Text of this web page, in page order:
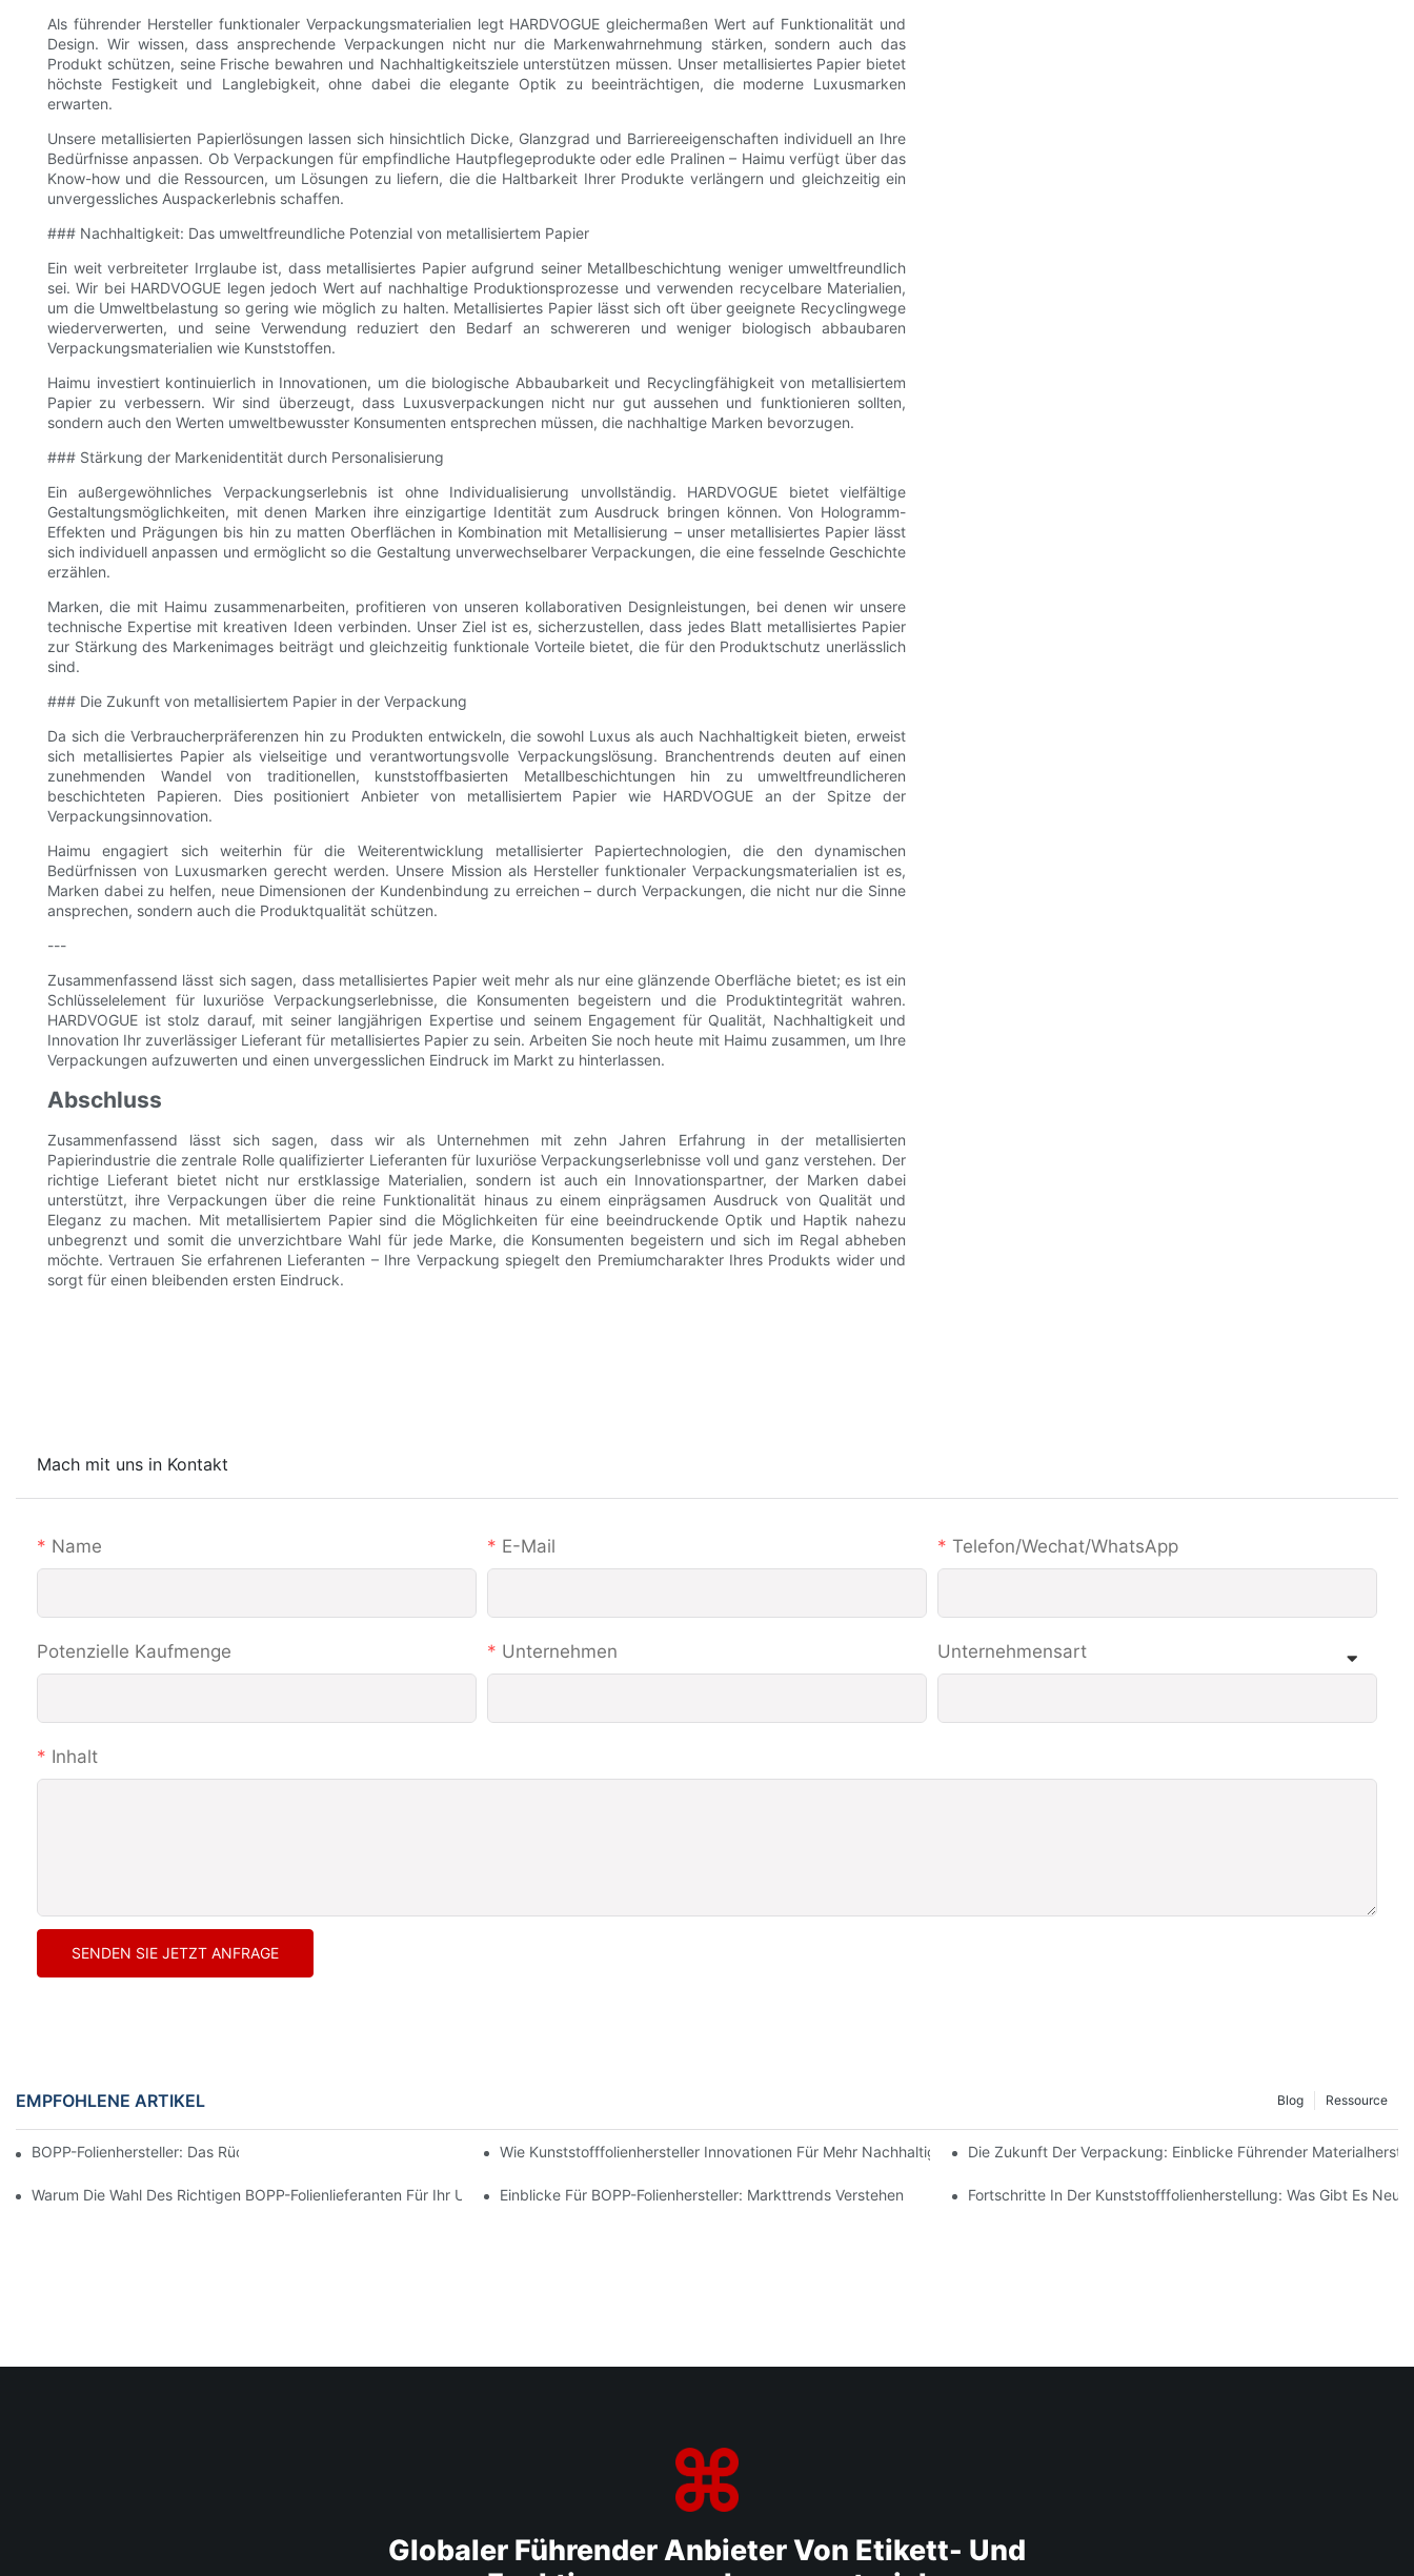
Als führender Hersteller funktionaler Verpackungsmaterialien legt HARDVOGUE gleichermaßen Wert auf Funktionalität und
Design. Wir wissen, dass ansprechende Verpackungen nicht nur die Markenwahrnehmung stärken, sondern auch das
Produkt schützen, seine Frische bewahren und Nachhaltigkeitsziele unterstützen müssen. Unser metallisiertes Papier bietet
höchste Festigkeit und Langlebigkeit, ohne dabei die elegante Optik zu beeinträchtigen, die moderne Luxusmarken
erwarten.
Unsere metallisierten Papierlösungen lassen sich hinsichtlich Dicke, Glanzgrad und Barriereeigenschaften individuell an Ihre
Bedürfnisse anpassen. Ob Verpackungen für empfindliche Hautpflegeprodukte oder edle Pralinen – Haimu verfügt über das
Know-how und die Ressourcen, um Lösungen zu liefern, die die Haltbarkeit Ihrer Produkte verlängern und gleichzeitig ein
unvergessliches Auspackerlebnis schaffen.
### Nachhaltigkeit: Das umweltfreundliche Potenzial von metallisiertem Papier
Ein weit verbreiteter Irrglaube ist, dass metallisiertes Papier aufgrund seiner Metallbeschichtung weniger umweltfreundlich
sei. Wir bei HARDVOGUE legen jedoch Wert auf nachhaltige Produktionsprozesse und verwenden recycelbare Materialien,
um die Umweltbelastung so gering wie möglich zu halten. Metallisiertes Papier lässt sich oft über geeignete Recyclingwege
wiederverwerten, und seine Verwendung reduziert den Bedarf an schwereren und weniger biologisch abbaubaren
Verpackungsmaterialien wie Kunststoffen.
Haimu investiert kontinuierlich in Innovationen, um die biologische Abbaubarkeit und Recyclingfähigkeit von metallisiertem
Papier zu verbessern. Wir sind überzeugt, dass Luxusverpackungen nicht nur gut aussehen und funktionieren sollten,
sondern auch den Werten umweltbewusster Konsumenten entsprechen müssen, die nachhaltige Marken bevorzugen.
### Stärkung der Markenidentität durch Personalisierung
Ein außergewöhnliches Verpackungserlebnis ist ohne Individualisierung unvollständig. HARDVOGUE bietet vielfältige
Gestaltungsmöglichkeiten, mit denen Marken ihre einzigartige Identität zum Ausdruck bringen können. Von Hologramm-
Effekten und Prägungen bis hin zu matten Oberflächen in Kombination mit Metallisierung – unser metallisiertes Papier lässt
sich individuell anpassen und ermöglicht so die Gestaltung unverwechselbarer Verpackungen, die eine fesselnde Geschichte
erzählen.
Marken, die mit Haimu zusammenarbeiten, profitieren von unseren kollaborativen Designleistungen, bei denen wir unsere
technische Expertise mit kreativen Ideen verbinden. Unser Ziel ist es, sicherzustellen, dass jedes Blatt metallisiertes Papier
zur Stärkung des Markenimages beiträgt und gleichzeitig funktionale Vorteile bietet, die für den Produktschutz unerlässlich
sind.
### Die Zukunft von metallisiertem Papier in der Verpackung
Da sich die Verbraucherpräferenzen hin zu Produkten entwickeln, die sowohl Luxus als auch Nachhaltigkeit bieten, erweist
sich metallisiertes Papier als vielseitige und verantwortungsvolle Verpackungslösung. Branchentrends deuten auf einen
zunehmenden Wandel von traditionellen, kunststoffbasierten Metallbeschichtungen hin zu umweltfreundlicheren
beschichteten Papieren. Dies positioniert Anbieter von metallisiertem Papier wie HARDVOGUE an der Spitze der
Verpackungsinnovation.
Haimu engagiert sich weiterhin für die Weiterentwicklung metallisierter Papiertechnologien, die den dynamischen
Bedürfnissen von Luxusmarken gerecht werden. Unsere Mission als Hersteller funktionaler Verpackungsmaterialien ist es,
Marken dabei zu helfen, neue Dimensionen der Kundenbindung zu erreichen – durch Verpackungen, die nicht nur die Sinne
ansprechen, sondern auch die Produktqualität schützen.
---
Zusammenfassend lässt sich sagen, dass metallisiertes Papier weit mehr als nur eine glänzende Oberfläche bietet; es ist ein
Schlüsselelement für luxuriöse Verpackungserlebnisse, die Konsumenten begeistern und die Produktintegrität wahren.
HARDVOGUE ist stolz darauf, mit seiner langjährigen Expertise und seinem Engagement für Qualität, Nachhaltigkeit und
Innovation Ihr zuverlässiger Lieferant für metallisiertes Papier zu sein. Arbeiten Sie noch heute mit Haimu zusammen, um Ihre
Verpackungen aufzuwerten und einen unvergesslichen Eindruck im Markt zu hinterlassen.
Abschluss
Zusammenfassend lässt sich sagen, dass wir als Unternehmen mit zehn Jahren Erfahrung in der metallisierten
Papierindustrie die zentrale Rolle qualifizierter Lieferanten für luxuriöse Verpackungserlebnisse voll und ganz verstehen. Der
richtige Lieferant bietet nicht nur erstklassige Materialien, sondern ist auch ein Innovationspartner, der Marken dabei
unterstützt, ihre Verpackungen über die reine Funktionalität hinaus zu einem einprägsamen Ausdruck von Qualität und
Eleganz zu machen. Mit metallisiertem Papier sind die Möglichkeiten für eine beeindruckende Optik und Haptik nahezu
unbegrenzt und somit die unverzichtbare Wahl für jede Marke, die Konsumenten begeistern und sich im Regal abheben
möchte. Vertrauen Sie erfahrenen Lieferanten – Ihre Verpackung spiegelt den Premiumcharakter Ihres Produkts wider und
sorgt für einen bleibenden ersten Eindruck.
Mach mit uns in Kontakt
Name E-Mail Telefon/Wechat/WhatsApp
Potenzielle Kaufmenge Unternehmen Unternehmensart
Inhalt
SENDEN SIE JETZT ANFRAGE
EMPFOHLENE ARTIKEL Ressource
Blog
BOPP-Folienhersteller: Das Rückgrat Flexibler Verpackungen Wie Kunststofffolienhersteller Innovationen Für Mehr Nachhaltigkeit EntwickelnDie Zukunft Der Verpackung: Einblicke Führender
Warum Die Wahl Des Richtigen BOPP-Folienlieferanten Für Ihr Unternehmen Wichtig IstEinblicke Für BOPP-Folienhersteller: Markttrends Verstehen Fortschritte In Der Kunststofffolienherstellung: Was Gibt Es
Globaler Führender Anbieter Von Etikett- Und